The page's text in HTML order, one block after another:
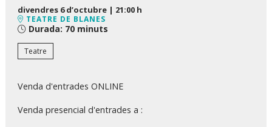
divendres 6 d’octubre | 21:00 h
TEATRE DE BLANES
Durada: 70 minuts
Teatre
Venda d'entrades ONLINE
Venda presencial d'entrades a :